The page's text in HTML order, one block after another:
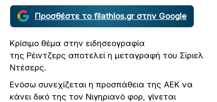
Προσθέστε το filathlos.gr στην Google
Κρίσιμο θέμα στην ειδησεογραφία
της Ρέιντζερς αποτελεί η μεταγραφή του Σίριελ
Ντέσερς.
Ενόσω συνεχίζεται η προσπάθεια της ΑΕΚ να
κάνει δικό της τον Νιγηριανό φορ, γίνεται